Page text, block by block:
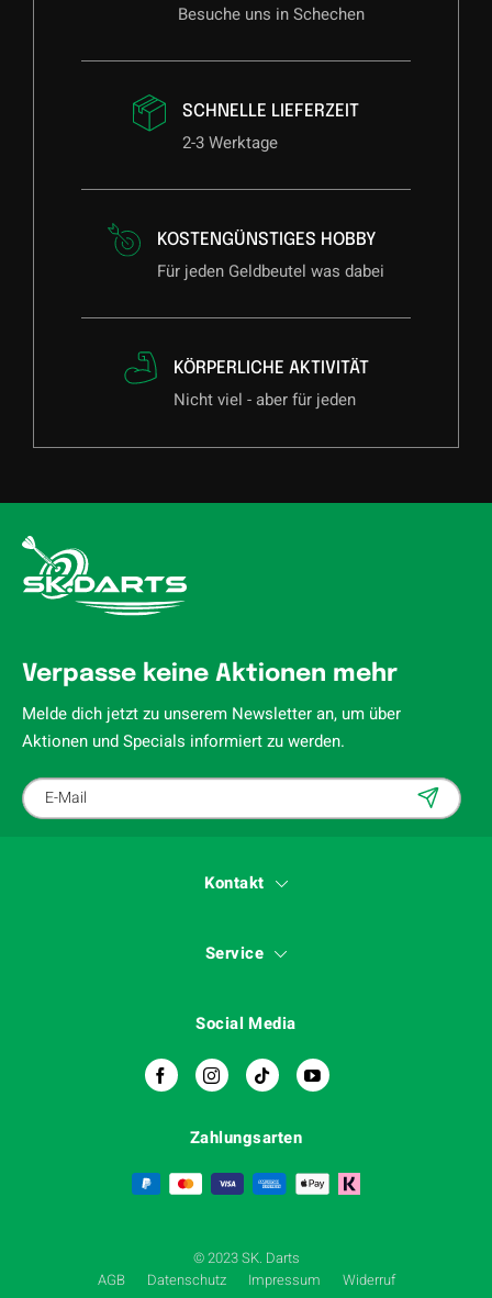
Besuche uns in Schechen
SCHNELLE LIEFERZEIT
2-3 Werktage
KOSTENGÜNSTIGES HOBBY
Für jeden Geldbeutel was dabei
KÖRPERLICHE AKTIVITÄT
Nicht viel - aber für jeden
Verpasse keine Aktionen mehr
Melde dich jetzt zu unserem Newsletter an, um über
Aktionen und Specials informiert zu werden.
Kontakt
Service
Social Media
Zahlungsarten
© 2023 SK. Darts
AGB
Datenschutz Impressum Widerruf